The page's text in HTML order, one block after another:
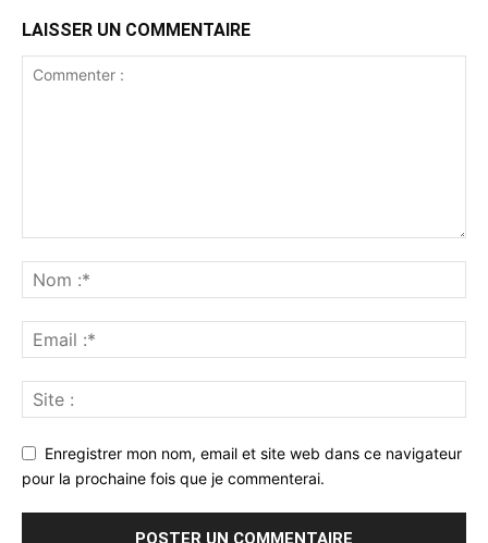
LAISSER UN COMMENTAIRE
Enregistrer mon nom, email et site web dans ce navigateur
pour la prochaine fois que je commenterai.